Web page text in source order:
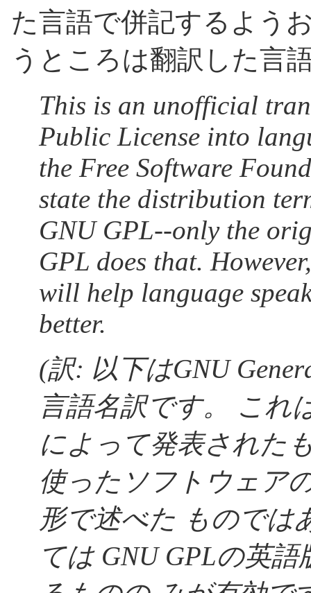
た言語で併記するよう
うところは翻訳した言
This is an unofficial
Public License into
the Free Software
state the distribution
GNU GPL--only the
GPL does that.
will help language
better.
(訳: 以下はGNU
言語名訳です。 これ
によって発表された
使ったソフトウェア
形で述べた ものでは
ては GNU GPLの英